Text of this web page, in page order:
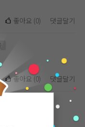
좋아요 (0) 댓글달기
좋아요 (0) 댓글달기